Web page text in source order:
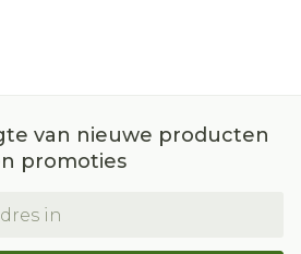
van nieuwe producten
promoties